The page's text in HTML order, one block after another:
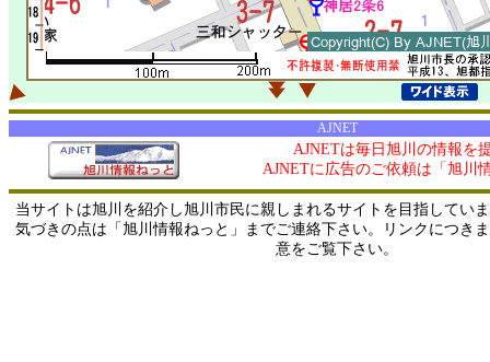
AJNET
AJNETは毎日旭川の情報を
AJNETに広告のご依頼は「旭川
当サイトは旭川を紹介し旭川市民に親しまれるサイトを目指してい
気づきの点は「旭川情報ねっと」までご連絡下さい。リンクにつき
意をご覧下さい。